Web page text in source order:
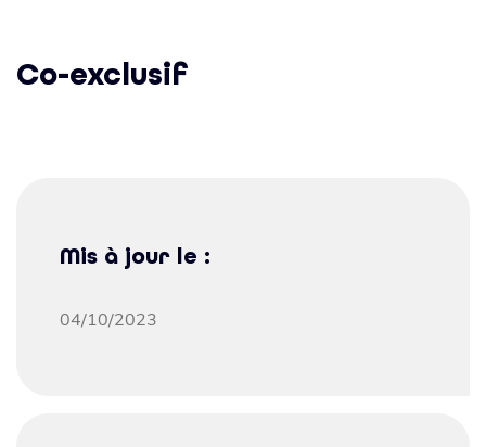
Co-exclusif
Mis à jour le :
04/10/2023